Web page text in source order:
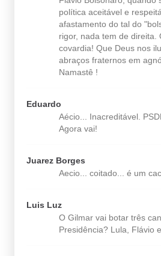
política aceitável e
afastamento do tal do
rigor, nada tem de direita.
covardia! Que Deus nos
abraços fraternos em
Namastê !
Eduardo
Aécio... Inacreditável.
Agora vai!
Juarez Borges
Aecio... coitado... é um
Luis Luz
O Gilmar vai botar três
Presidência? Lula, Flávio